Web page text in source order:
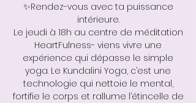
✨Rendez-vous avec ta puissance
intérieure.
Le jeudi à 18h au centre de méditation
HeartFulness- viens vivre une
expérience qui dépasse le simple
yoga. Le Kundalini Yoga, c’est une
technologie qui nettoie le mental,
fortifie le corps et rallume l’étincelle de